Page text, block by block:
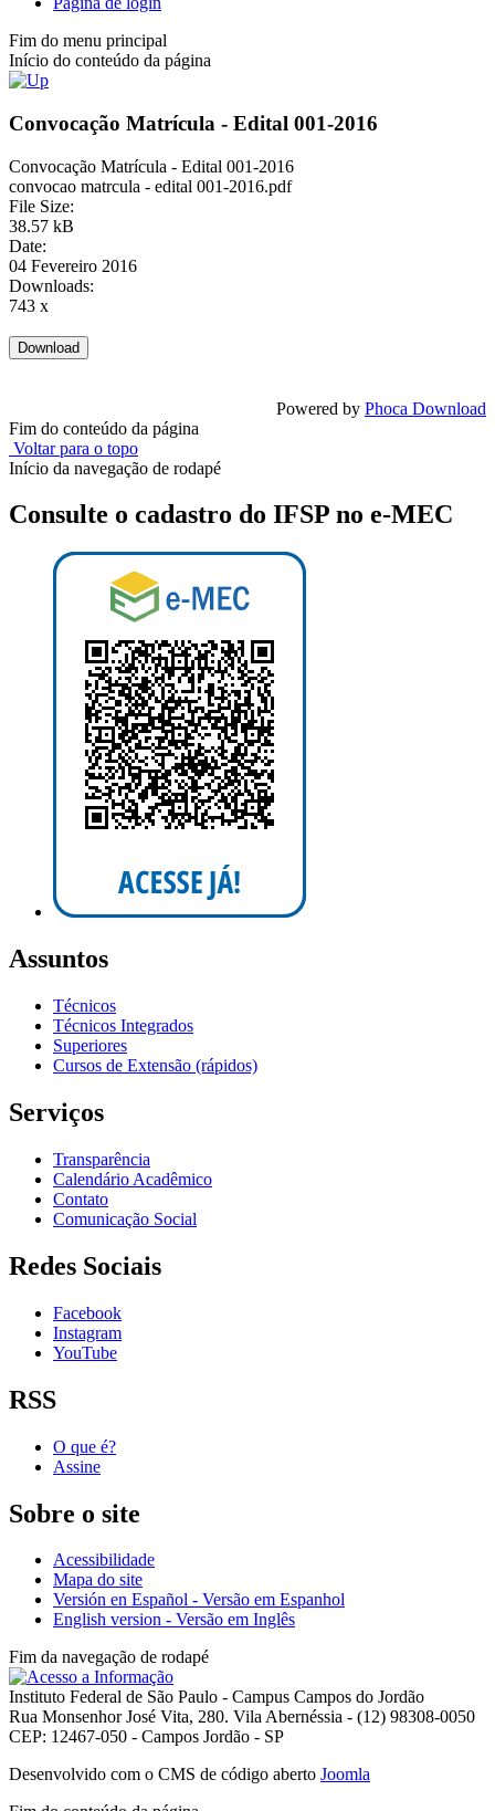
Fim do menu principal
Início do conteúdo da página
Convocação Matrícula - Edital 001-2016
Convocação Matrícula - Edital 001-2016
convocao matrcula - edital 001-2016.pdf
File Size:
38.57 kB
Date:
04 Fevereiro 2016
Downloads:
743 x
Powered by Phoca Download
Fim do conteúdo da página
Voltar para o topo
Início da navegação de rodapé
Consulte o cadastro do IFSP no e-MEC
Assuntos
Técnicos
Técnicos Integrados
Superiores
Cursos de Extensão (rápidos)
Serviços
Transparência
Calendário Acadêmico
Contato
Comunicação Social
Redes Sociais
Facebook
Instagram
YouTube
RSS
O que é?
Assine
Sobre o site
Acessibilidade
Mapa do site
Versión en Español - Versão em Espanhol
English version - Versão em Inglês
Fim da navegação de rodapé
Instituto Federal de São Paulo - Campus Campos do Jordão
Rua Monsenhor José Vita, 280. Vila Abernéssia - (12) 98308-0050
CEP: 12467-050 - Campos Jordão - SP
Desenvolvido com o CMS de código aberto Joomla